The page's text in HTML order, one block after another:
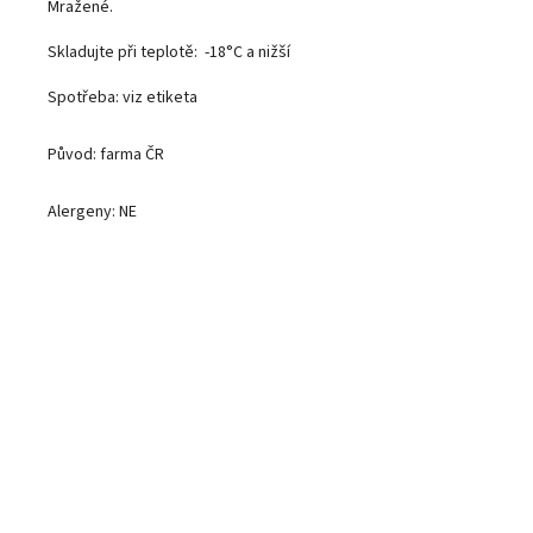
Mražené.
Skladujte při teplotě: -18°C a nižší
Spotřeba: viz etiketa
Původ: farma ČR
Alergeny: NE